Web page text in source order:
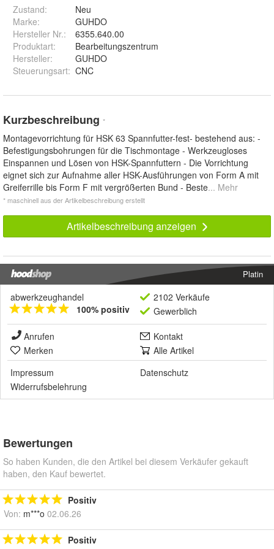
Zustand:
Neu
Marke:
GUHDO
Hersteller Nr.:
6355.640.00
Produktart:
Bearbeitungszentrum
Hersteller:
GUHDO
Steuerungsart: CNC
Kurzbeschreibung *
Montagevorrichtung für HSK 63 Spannfutter-fest- bestehend aus: -
Befestigungsbohrungen für die Tischmontage - Werkzeugloses
Einspannen und Lösen von HSK-Spannfuttern - Die Vorrichtung
eignet sich zur Aufnahme aller HSK-Ausführungen von Form A mit
Greiferrille bis Form F mit vergrößerten Bund - Beste... Mehr
* maschinell aus der Artikelbeschreibung erstellt
Artikelbeschreibung anzeigen
Platin
abwerkzeughandel
100% positiv
2102 Verkäufe
Gewerblich
Anrufen
Kontakt
Merken
Alle Artikel
Impressum
Datenschutz
Widerrufsbelehrung
Bewertungen
So haben Kunden, die den Artikel bei diesem Verkäufer gekauft
haben, den Kauf bewertet.
Positiv
Von: m***o 02.06.26
Positiv